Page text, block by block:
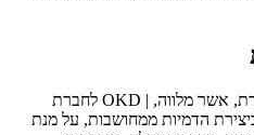
לחברת OKD | סאן קונטרול, מחלקת גרפיקה מיוחדת, אשר מלווה,
הדמיות ממחושבות, על מנת